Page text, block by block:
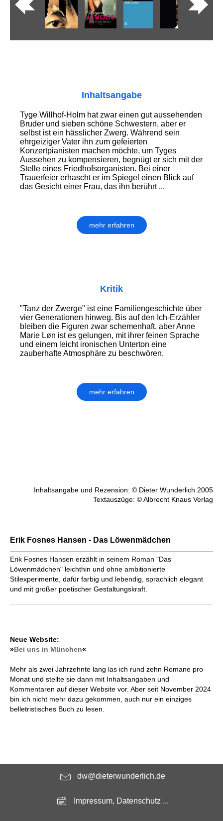
Inhaltsangabe
Tyge Willhof-Holm hat zwar einen gut aussehenden
Bruder und sieben schöne Schwestern, aber er
selbst ist ein hässlicher Zwerg. Während sein
ehrgeiziger Vater ihn zum gefeierten
Konzertpianisten machen möchte, um Tyges
Aussehen zu kompensieren, begnügt er sich mit der
Stelle eines Friedhofsorganisten. Bei einer
Trauerfeier erhascht er im Spiegel einen Blick auf
das Gesicht einer Frau, das ihn berührt ...
mehr erfahren
Kritik
"Tanz der Zwerge" ist eine Familiengeschichte über
vier Generationen hinweg. Bis auf den Ich-Erzähler
bleiben die Figuren zwar schemenhaft, aber Anne
Marie Løn ist es gelungen, mit ihrer feinen Sprache
und einem leicht ironischen Unterton eine
zauberhafte Atmosphäre zu beschwören.
mehr erfahren
Inhaltsangabe und Rezension: © Dieter Wunderlich 2005
Textauszüge: © Albrecht Knaus Verlag
Erik Fosnes Hansen - Das Löwenmädchen
Erik Fosnes Hansen erzählt in seinem Roman "Das
Löwenmädchen" leichthin und ohne ambitionierte
Stilexperimente, dafür farbig und lebendig, sprachlich elegant
und mit großer poetischer Gestaltungskraft.
Neue Website:
»Bei uns in München«
Mehr als zwei Jahrzehnte lang las ich rund zehn Romane pro
Monat und stellte sie dann mit Inhaltsangaben und
Kommentaren auf dieser Website vor. Aber seit November 2024
bin ich nicht mehr dazu gekommen, auch nur ein einziges
belletristisches Buch zu lesen.
dw@dieterwunderlich.de
Impressum, Datenschutz ...